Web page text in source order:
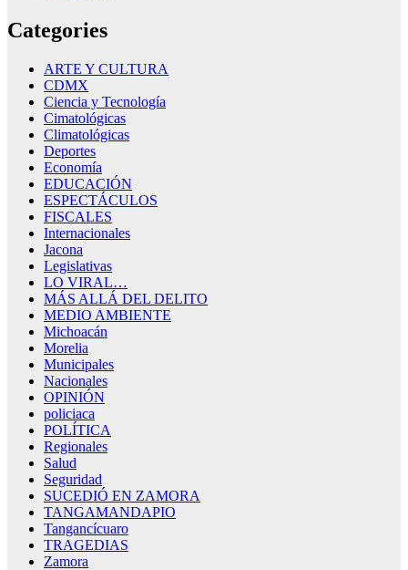
Categories
ARTE Y CULTURA
CDMX
Ciencia y Tecnología
Cimatológicas
Climatológicas
Deportes
Economía
EDUCACIÓN
ESPECTÁCULOS
FISCALES
Internacionales
Jacona
Legislativas
LO VIRAL…
MÁS ALLÁ DEL DELITO
MEDIO AMBIENTE
Michoacán
Morelia
Municipales
Nacionales
OPINIÓN
policiaca
POLÍTICA
Regionales
Salud
Seguridad
SUCEDIÓ EN ZAMORA
TANGAMANDAPIO
Tangancícuaro
TRAGEDIAS
Zamora